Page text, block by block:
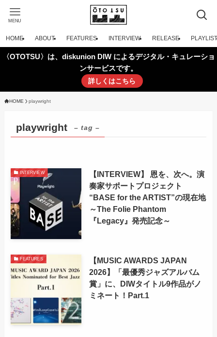
MENU
HOME ABOUT FEATURES INTERVIEW RELEASE PLAYLIST
〈OTOTSU〉は、diskunion DIW によるデジタル・キュレーショ
ンサービスです。
詳しくはこちら
HOME playwright
playwright – tag –
INTERVIEW
【INTERVIEW】 恩を、次へ。演
奏家サポートプロジェクト
“BASE for the ARTIST”の現在地
～The Folie Phantom
『Legacy』発売記念～
FEATURES
【MUSIC AWARDS JAPAN
2026】「最優秀ジャズアルバム
賞」に、DIWタイトル9作品がノ
ミネート！Part.1